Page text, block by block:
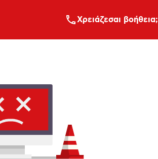
Xρειάζεσαι βοήθεια;